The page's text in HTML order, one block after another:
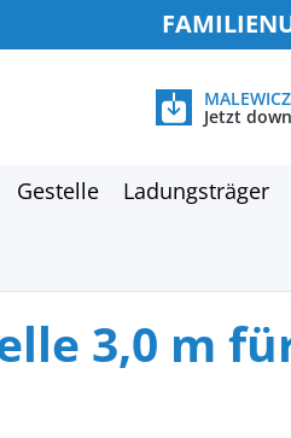
Jetzt
Gestelle Ladungsträger
3,0 m